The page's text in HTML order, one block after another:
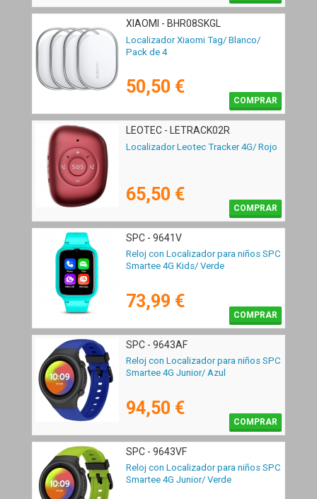
XIAOMI - BHR08SKGL
Localizador Xiaomi Tag/ Blanco/
Pack de 4
50,50 €
COMPRAR
LEOTEC - LETRACK02R
Localizador Leotec Tracker 4G/ Rojo
65,50 €
COMPRAR
SPC - 9641V
Reloj con Localizador para niños SPC
Smartee 4G Kids/ Verde
73,99 €
COMPRAR
SPC - 9643AF
Reloj con Localizador para niños SPC
Smartee 4G Junior/ Azul
94,50 €
COMPRAR
SPC - 9643VF
Reloj con Localizador para niños SPC
Smartee 4G Junior/ Verde